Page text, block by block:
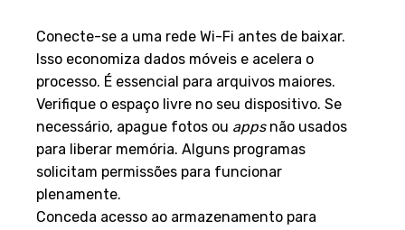
Conecte-se a uma rede Wi-Fi antes de baixar.
Isso economiza dados móveis e acelera o
processo. É essencial para arquivos maiores.
Verifique o espaço livre no seu dispositivo. Se
necessário, apague fotos ou appsnão usados
para liberar memória. Alguns programas
solicitam permissões para funcionar
plenamente.
Conceda acesso ao armazenamento para